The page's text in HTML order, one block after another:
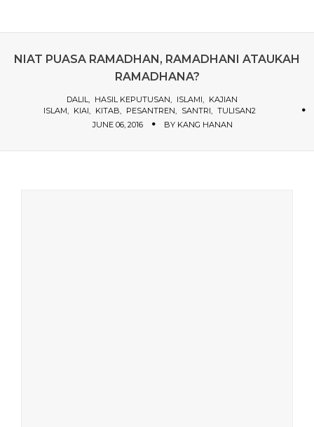
NIAT PUASA RAMADHAN, RAMADHANI ATAUKAH
RAMADHANA?
DALIL HASIL KEPUTUSAN ISLAMI
KAJIAN
ISLAM
KIAI KITAB PESANTREN SANTRI
TULISAN2
JUNE 06, 2016
BY KANG HANAN